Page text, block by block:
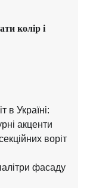
колір і
в Україні:
акценти
воріт
фасаду